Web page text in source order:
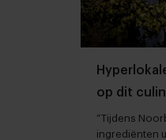
op dit
“Tijdens
ingrediënten